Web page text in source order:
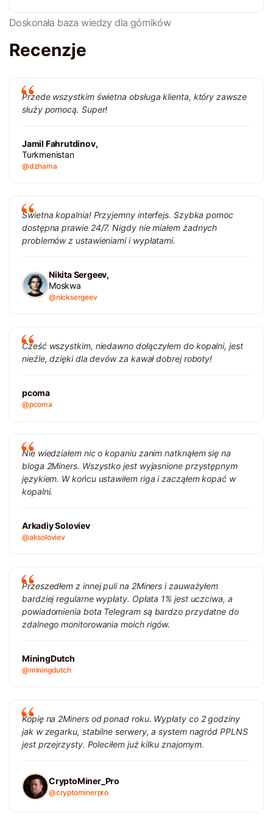
Doskonała baza wiedzy dla górników
Recenzje
Przede wszystkim świetna obsługa klienta, który zawsze
służy pomocą. Super!
Jamil Fahrutdinov,
Turkmenistan
@dzhama
Świetna kopalnia! Przyjemny interfejs. Szybka pomoc
dostępna prawie 24/7. Nigdy nie miałem żadnych
problemów z ustawieniami i wypłatami.
Nikita Sergeev,
Moskwa
@nicksergeev
Cześć wszystkim, niedawno dołączyłem do kopalni, jest
nieźle, dzięki dla devów za kawał dobrej roboty!
pcoma
@pcoma
Nie wiedziałem nic o kopaniu zanim natknąłem się na
bloga 2Miners. Wszystko jest wyjasnione przystępnym
językiem. W końcu ustawiłem riga i zacząłem kopać w
kopalni.
Arkadiy Soloviev
@aksoloviev
Przeszedłem z innej puli na 2Miners i zauważyłem
bardziej regularne wypłaty. Opłata 1% jest uczciwa, a
powiadomienia bota Telegram są bardzo przydatne do
zdalnego monitorowania moich rigów.
MiningDutch
@miningdutch
Kopię na 2Miners od ponad roku. Wypłaty co 2 godziny
jak w zegarku, stabilne serwery, a system nagród PPLNS
jest przejrzysty. Poleciłem już kilku znajomym.
CryptoMiner_Pro
@cryptominerpro